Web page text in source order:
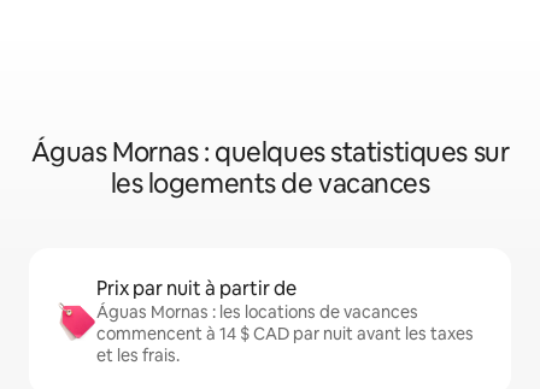
Águas Mornas : quelques statistiques sur
les logements de vacances
Prix par nuit à partir de
Águas Mornas : les locations de vacances
commencent à 14 $ CAD par nuit avant les taxes
et les frais.